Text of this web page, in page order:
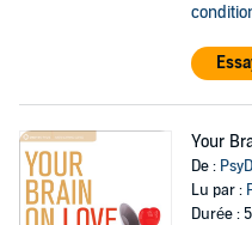
Your
De :
Lu par :
Durée :